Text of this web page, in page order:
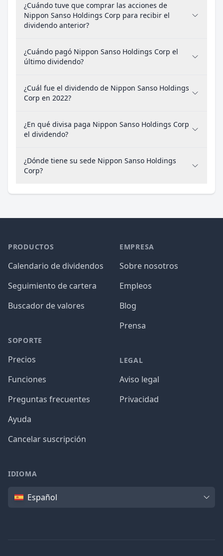
¿Cuándo tuve que comprar las acciones de
Nippon Sanso Holdings Corp para recibir el
dividendo anterior?
¿Cuándo pagó Nippon Sanso Holdings Corp el
último dividendo?
¿Cuál fue el dividendo de Nippon Sanso Holdings
Corp en 2022?
¿En qué divisa paga Nippon Sanso Holdings Corp
el dividendo?
¿Dónde tiene su sede Nippon Sanso Holdings
Corp?
PRODUCTOS
Calendario de dividendos
Seguimiento de cartera
Buscador de valores
SOPORTE
Precios
Funciones
Preguntas frecuentes
Ayuda
Cancelar suscripción
EMPRESA
Sobre nosotros
Empleos
Blog
Prensa
LEGAL
Aviso legal
Privacidad
IDIOMA
IdiomaEspañol